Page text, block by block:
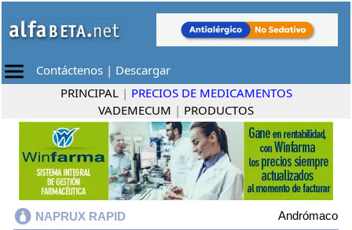
Contáctenos | Descargar
PRINCIPAL | PRECIOS DE MEDICAMENTOS
VADEMECUM | PRODUCTOS
NAPRUX RAPID
Andrómaco